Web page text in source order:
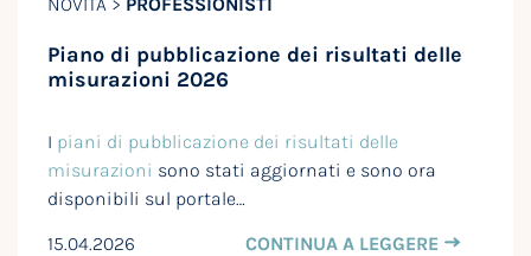
Piano di pubblicazione dei risultati delle
misurazioni 2026
I piani di pubblicazione dei risultati delle
misurazioni sono stati aggiornati e sono ora
disponibili sul portale…
15.04.2026
CONTINUA A LEGGERE